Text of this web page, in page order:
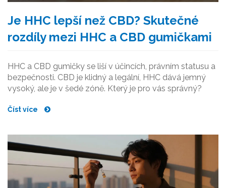
Je HHC lepší než CBD? Skutečné
rozdíly mezi HHC a CBD gumičkami
HHC a CBD gumičky se liší v účincích, právním statusu a
bezpečnosti. CBD je klidný a legální, HHC dává jemný
vysoký, ale je v šedé zóně. Který je pro vás správný?
Číst více